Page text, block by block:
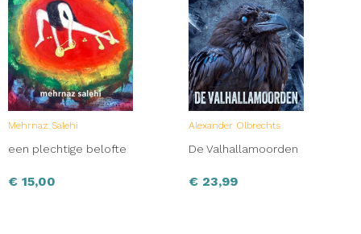
Mehrnaz Salehi
een plechtige belofte
€ 15,00
Alexander Olbrechts
De Valhallamoorden
€ 23,99